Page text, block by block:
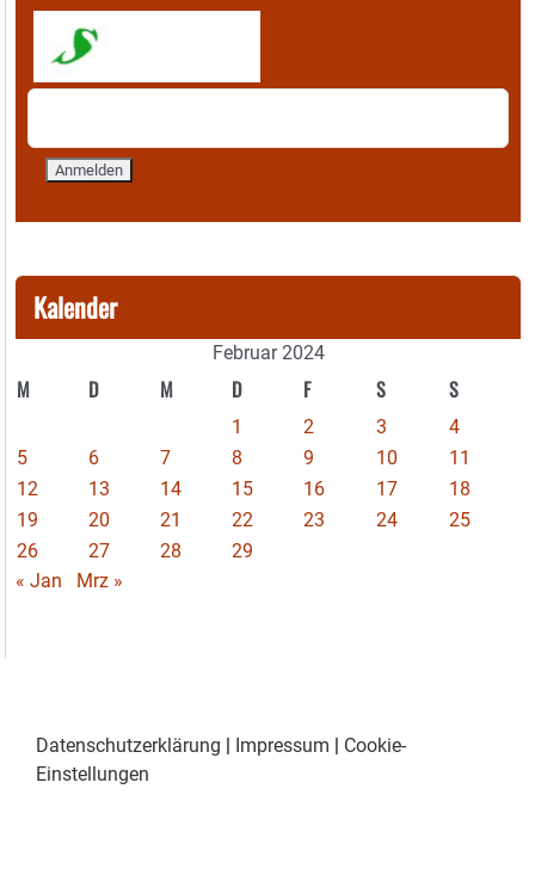
Kalender
Februar 2024
M D M D F S S
1 2 3
4
5
6 7 8 9 10
11
12
13 14 15 16 17
18
19
20 21 22 23 24
25
26
27 28
29
« Jan
Mrz »
Datenschutzerklärung | Impressum | Cookie-
Einstellungen